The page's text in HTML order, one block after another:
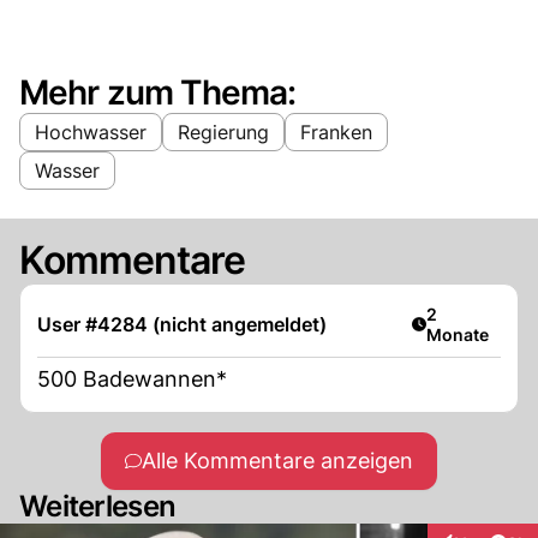
Mehr zum Thema:
Hochwasser Regierung
Franken
Wasser
Kommentare
User #4284 (nicht angemeldet) Artikel
2
Monate
500 Badewannen*
Alle Kommentare anzeigen
Weiterlesen